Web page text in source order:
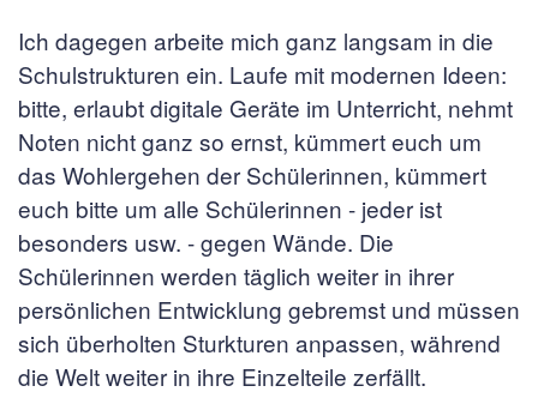
Ich dagegen arbeite mich ganz langsam in die
Schulstrukturen ein. Laufe mit modernen Ideen:
bitte, erlaubt digitale Geräte im Unterricht, nehmt
Noten nicht ganz so ernst, kümmert euch um
das Wohlergehen der Schülerinnen, kümmert
euch bitte um alle Schülerinnen - jeder ist
besonders usw. - gegen Wände. Die
Schülerinnen werden täglich weiter in ihrer
persönlichen Entwicklung gebremst und müssen
sich überholten Sturkturen anpassen, während
die Welt weiter in ihre Einzelteile zerfällt.